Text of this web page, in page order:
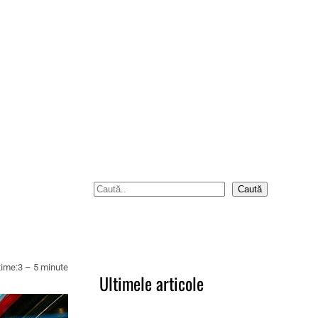
3 – 5 minute
S
Caută
Ultimele articole